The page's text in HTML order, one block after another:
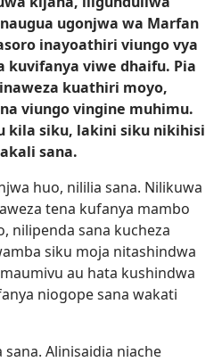
ugonjwa wa Marfan
inayoathiri viungo vya
kuvifanya viwe dhaifu. Pia
kuathiri moyo,
viungo vingine muhimu.
kila siku, lakini siku nikihisi
sana.
huo, nililia sana. Nilikuwa
tena kufanya mambo
nilipenda sana kucheza
siku moja nitashindwa
au hata kushindwa
niogope sana wakati
Alinisaidia niache